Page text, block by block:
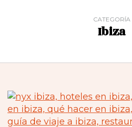
CATEGORÍA
Ibiza